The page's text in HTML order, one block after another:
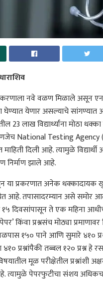
नवे वळण मिळाले असून
घेण्यात येणार असल्याचे
23 लाख विद्यार्थ्यांना मोठा
National Testing
माहिती दिली आहे. त्यामुळे
निर्माण झाले आहे.
या प्रकरणात अनेक धक्कादायक
आहे. तपासादरम्यान असे समोर
१५ दिवसांपासून ते एक महिना
किंवा प्रश्नसंच मोठ्या प्रमाणावर
१५० पाने आणि सुमारे ४१०
प्रश्नांपैकी तब्बल १२० प्रश्न हे
मूळ परीक्षेतील प्रश्नांशी
त्यामुळे पेपरफुटीचा संशय